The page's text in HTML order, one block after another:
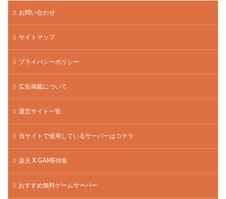
お問い合わせ
サイトマップ
プライバシーポリシー
広告掲載について
運営サイト一覧
当サイトで使用しているサーバーはコチラ
楽天 X GAME特集
おすすめ無料ゲームサーバー